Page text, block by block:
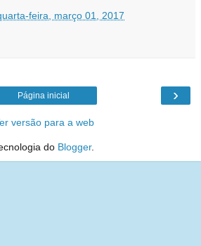
feira, março 01, 2017
›
Página inicial
versão para a web
do Blogger.